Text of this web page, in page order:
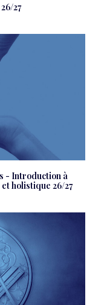
27
- Introduction à
holistique 26/27